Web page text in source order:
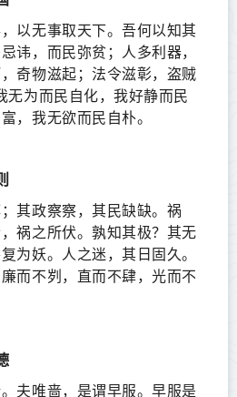
以无事取天下。吾何以知其
讳，而民弥贫；人多利器，
奇物滋起；法令滋彰，盗贼
无为而民自化，我好静而民
，我无欲而民自朴。
其政察察，其民缺缺。祸
祸之所伏。孰知其极？其无
为妖。人之迷，其日固久。
而不刿，直而不肆，光而不
夫唯啬，是谓早服。早服是